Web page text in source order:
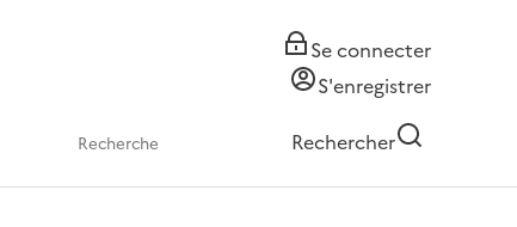
Se connecter
S'enregistrer
Rechercher